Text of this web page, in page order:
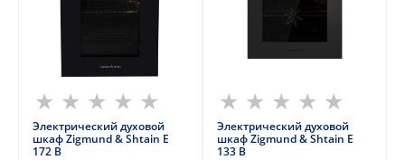
Электрический духовой
шкаф Zigmund & Shtain E
172 B
Электрический духовой
шкаф Zigmund & Shtain E
133 B